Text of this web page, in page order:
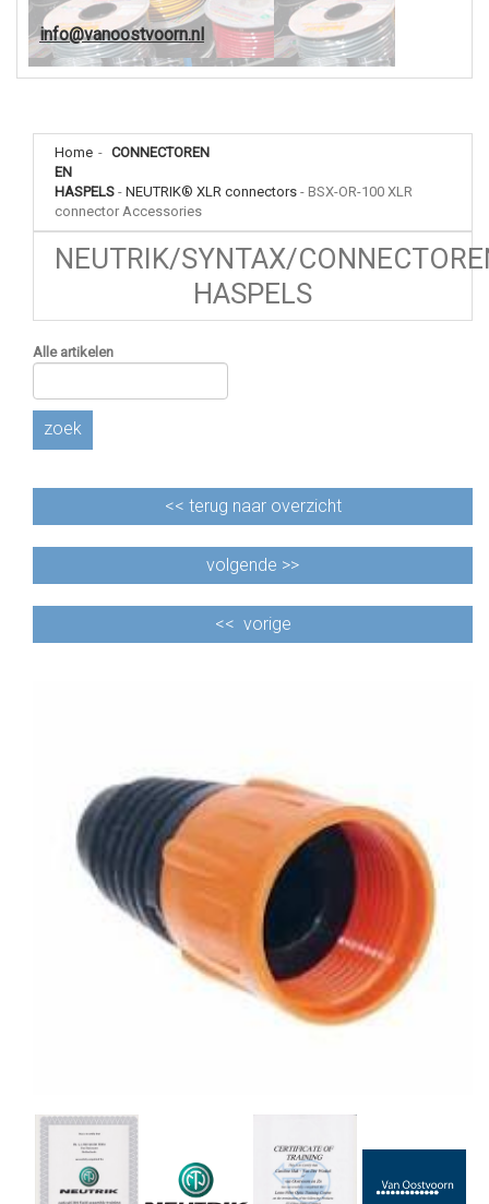
info@vanoostvoorn.nl
Home - CONNECTOREN
EN
HASPELS - NEUTRIK® XLR connectors - BSX-OR-100 XLR
connector Accessories
NEUTRIK/SYNTAX/
HASPELS
Alle artikelen
zoek
<< terug naar overzicht
volgende >>
<< vorige